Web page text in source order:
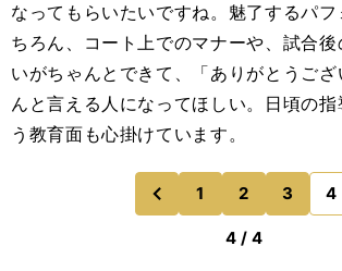
なってもらいたいですね。魅了するパフ
ちろん、コート上でのマナーや、試合
いがちゃんとできて、「ありがとうござ
んと言える人になってほしい。日頃の
う教育面も心掛けています。
前
のページへ
1 2 3 4
4 / 4